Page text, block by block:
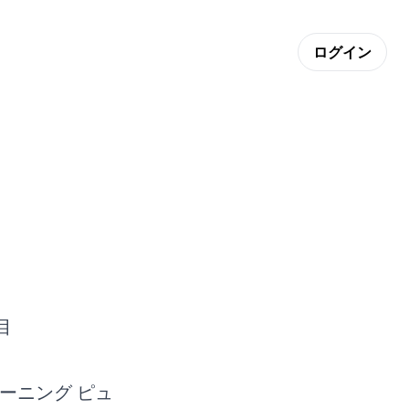
ログイン
ニング ピュ